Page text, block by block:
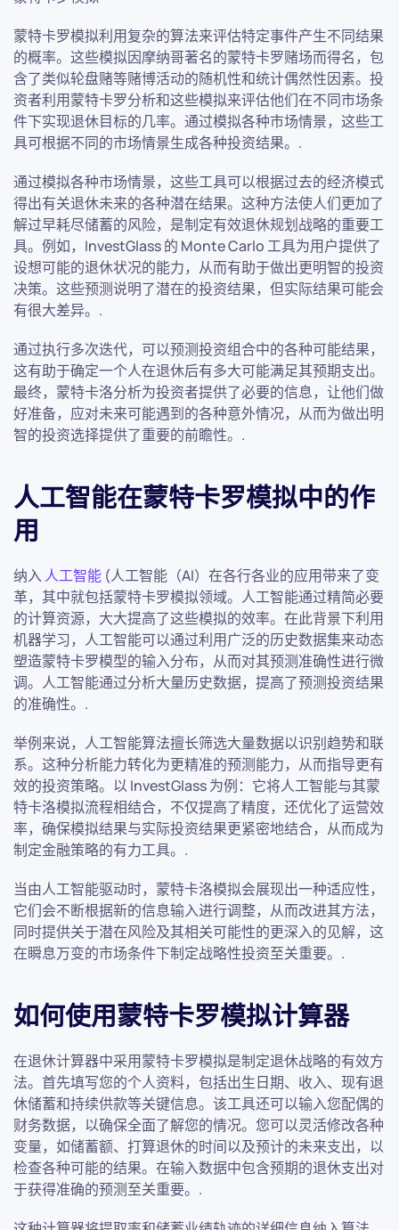
蒙特卡罗模拟利用复杂的算法来评估特定事件产生不同结果
的概率。这些模拟因摩纳哥著名的蒙特卡罗赌场而得名，包
含了类似轮盘赌等赌博活动的随机性和统计偶然性因素。投
资者利用蒙特卡罗分析和这些模拟来评估他们在不同市场条
件下实现退休目标的几率。通过模拟各种市场情景，这些工
具可根据不同的市场情景生成各种投资结果。.
通过模拟各种市场情景，这些工具可以根据过去的经济模式
得出有关退休未来的各种潜在结果。这种方法使人们更加了
解过早耗尽储蓄的风险，是制定有效退休规划战略的重要工
具。例如，InvestGlass 的 Monte Carlo 工具为用户提供了
设想可能的退休状况的能力，从而有助于做出更明智的投资
决策。这些预测说明了潜在的投资结果，但实际结果可能会
有很大差异。.
通过执行多次迭代，可以预测投资组合中的各种可能结果，
这有助于确定一个人在退休后有多大可能满足其预期支出。
最终，蒙特卡洛分析为投资者提供了必要的信息，让他们做
好准备，应对未来可能遇到的各种意外情况，从而为做出明
智的投资选择提供了重要的前瞻性。.
人工智能在蒙特卡罗模拟中的作
用
纳入 人工智能 (人工智能（AI）在各行各业的应用带来了变
革，其中就包括蒙特卡罗模拟领域。人工智能通过精简必要
的计算资源，大大提高了这些模拟的效率。在此背景下利用
机器学习，人工智能可以通过利用广泛的历史数据集来动态
塑造蒙特卡罗模型的输入分布，从而对其预测准确性进行微
调。人工智能通过分析大量历史数据，提高了预测投资结果
的准确性。.
举例来说，人工智能算法擅长筛选大量数据以识别趋势和联
系。这种分析能力转化为更精准的预测能力，从而指导更有
效的投资策略。以 InvestGlass 为例：它将人工智能与其蒙
特卡洛模拟流程相结合，不仅提高了精度，还优化了运营效
率，确保模拟结果与实际投资结果更紧密地结合，从而成为
制定金融策略的有力工具。.
当由人工智能驱动时，蒙特卡洛模拟会展现出一种适应性，
它们会不断根据新的信息输入进行调整，从而改进其方法，
同时提供关于潜在风险及其相关可能性的更深入的见解，这
在瞬息万变的市场条件下制定战略性投资至关重要。.
如何使用蒙特卡罗模拟计算器
在退休计算器中采用蒙特卡罗模拟是制定退休战略的有效方
法。首先填写您的个人资料，包括出生日期、收入、现有退
休储蓄和持续供款等关键信息。该工具还可以输入您配偶的
财务数据，以确保全面了解您的情况。您可以灵活修改各种
变量，如储蓄额、打算退休的时间以及预计的未来支出，以
检查各种可能的结果。在输入数据中包含预期的退休支出对
于获得准确的预测至关重要。.